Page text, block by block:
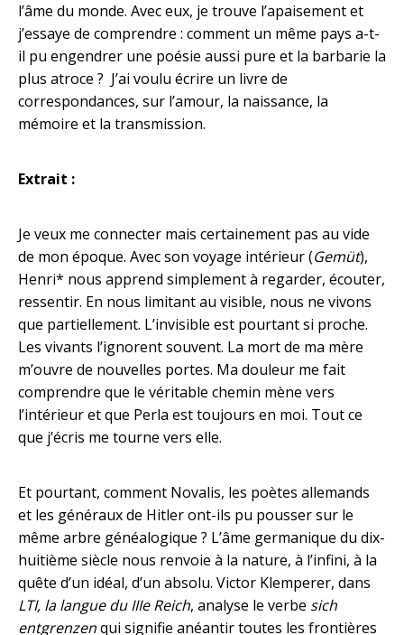
l’âme du monde. Avec eux, je trouve l’apaisement et
j’essaye de comprendre : comment un même pays a-t-
il pu engendrer une poésie aussi pure et la barbarie la
plus atroce ? J’ai voulu écrire un livre de
correspondances, sur l’amour, la naissance, la
mémoire et la transmission.
Extrait :
Je veux me connecter mais certainement pas au vide
de mon époque. Avec son voyage intérieur (Gemüt),
Henri* nous apprend simplement à regarder, écouter,
ressentir. En nous limitant au visible, nous ne vivons
que partiellement. L’invisible est pourtant si proche.
Les vivants l’ignorent souvent. La mort de ma mère
m’ouvre de nouvelles portes. Ma douleur me fait
comprendre que le véritable chemin mène vers
l’intérieur et que Perla est toujours en moi. Tout ce
que j’écris me tourne vers elle.
Et pourtant, comment Novalis, les poètes allemands
et les généraux de Hitler ont-ils pu pousser sur le
même arbre généalogique ? L’âme germanique du dix-
huitième siècle nous renvoie à la nature, à l’infini, à la
quête d’un idéal, d’un absolu. Victor Klemperer, dans
LTI, la langue du IIIe Reich, analyse le verbe sich
entgrenzenqui signifie anéantir toutes les frontières